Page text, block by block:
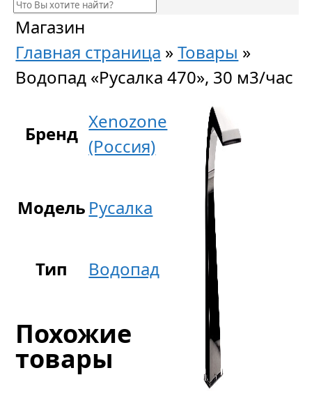
Магазин
Главная страница »Товары »
Водопад «Русалка 470», 30 м3/час
Бренд
Xenozone
(Россия)
Модель Русалка
Тип Водопад
Похожие
товары